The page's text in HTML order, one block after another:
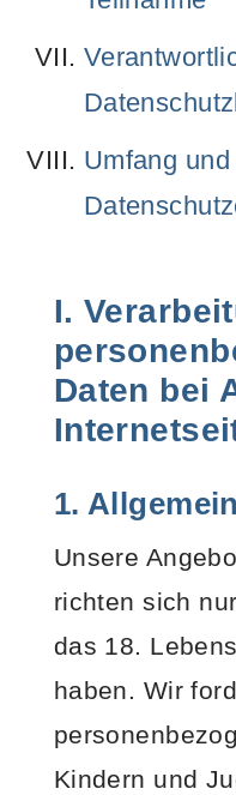
Umfang
I.
Daten bei
1.
Unsere
richten sich
das 18.
haben. Wir
Kindern und